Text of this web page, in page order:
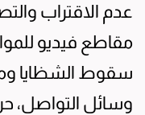
عدم الاقتراب
مقاطع فيديو
سقوط الشظايا
وسائل التواصل،